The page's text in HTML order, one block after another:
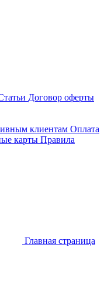
Договор оферты
клиентам Оплата
карты Правила
Главная страница